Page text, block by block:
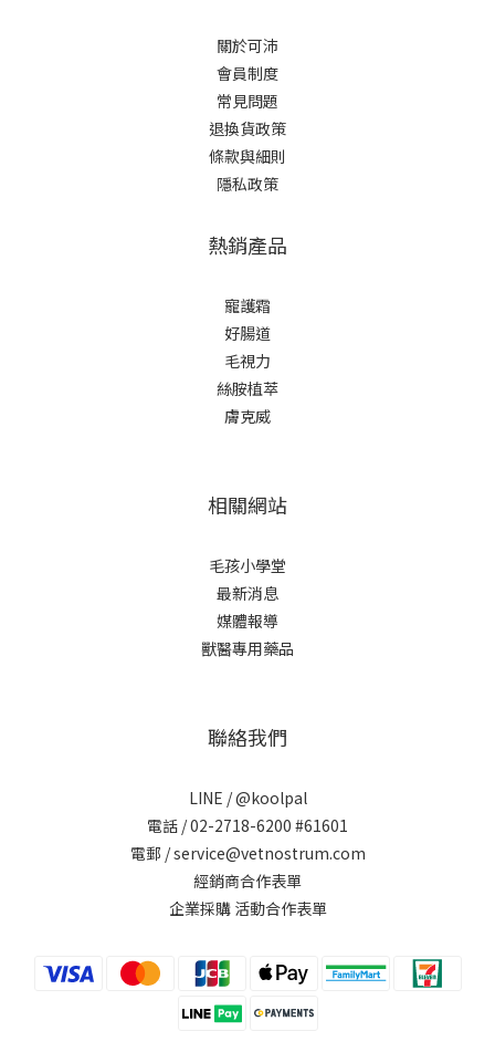
關於可沛
會員制度
常見問題
退換貨政策
條款與細則
隱私政策
熱銷產品
寵護霜
好腸道
毛視力
絲胺植萃
膚克威
相關網站
毛孩小學堂
最新消息
媒體報導
獸醫專用藥品
聯絡我們
LINE /@koolpal
電話 / 02-2718-6200 #61601
電郵 / service@vetnostrum.com
經銷商合作表單
企業採購 活動合作表單